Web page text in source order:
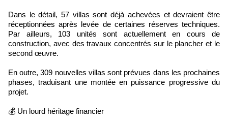
Dans le détail, 57 villas sont déjà achevées et devraient être
réceptionnées après levée de certaines réserves techniques.
Par ailleurs, 103 unités sont actuellement en cours de
construction, avec des travaux concentrés sur le plancher et le
second œuvre.
En outre, 309 nouvelles villas sont prévues dans les prochaines
phases, traduisant une montée en puissance progressive du
projet.
💰 Un lourd héritage financier